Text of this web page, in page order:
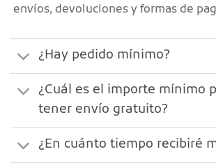
envíos, devoluciones y formas de
¿Hay pedido mínimo?
¿Cuál es el importe mínimo
tener envío gratuito?
¿En cuánto tiempo recibiré